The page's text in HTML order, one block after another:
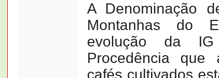
A Denominação
Montanhas do
evolução da
Procedência
cafés cultivados